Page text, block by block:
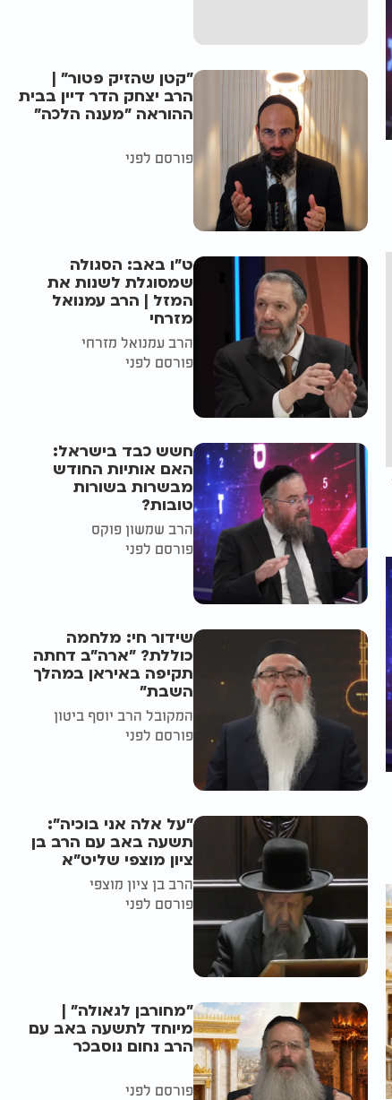
"קטן שהזיק פטור" |
הרב יצחק הדר דיין בבית
ההוראה "מענה הלכה"
פורסם לפני
ט"ו באב: הסגולה
שמסוגלת לשנות את
המזל | הרב עמנואל
מזרחי
הרב עמנואל מזרחי
פורסם לפני
חשש כבד בישראל:
האם אותיות החודש
מבשרות בשורות
טובות?
הרב שמשון פוקס
פורסם לפני
שידור חי: מלחמה
כוללת? ״ארה"ב דחתה
תקיפה באיראן במהלך
השבת״
המקובל הרב יוסף ביטון
פורסם לפני
"על אלה אני בוכיה":
תשעה באב עם הרב בן
ציון מוצפי שליט"א
הרב בן ציון מוצפי
פורסם לפני
"מחורבן לגאולה" |
מיוחד לתשעה באב עם
הרב נחום נוסבכר
פורסם לפני